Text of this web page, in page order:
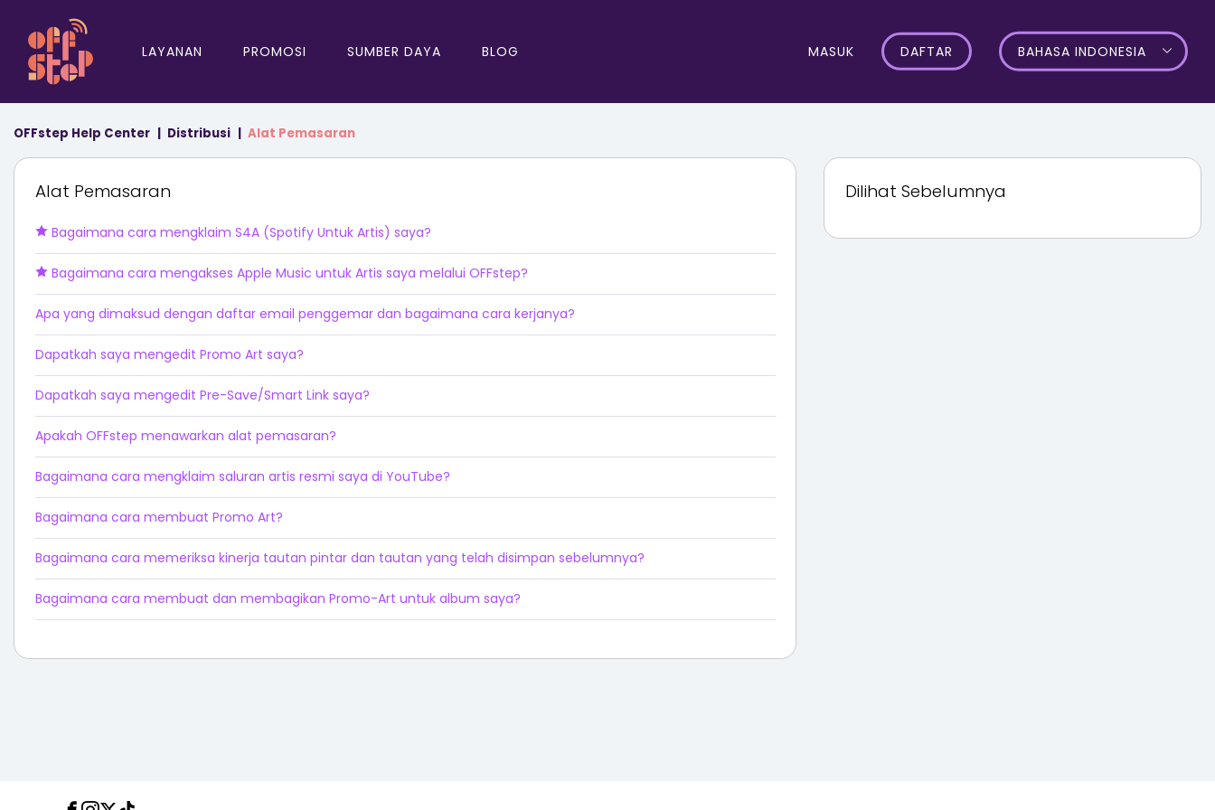
LAYANAN PROMOSI SUMBER DAYA BLOG MASUK DAFTAR BAHASA INDONESIA
OFFstep Help Center Distribusi Alat Pemasaran
Alat Pemasaran
Bagaimana cara mengklaim S4A (Spotify Untuk Artis) saya?
Bagaimana cara mengakses Apple Music untuk Artis saya melalui OFFstep?
Apa yang dimaksud dengan daftar email penggemar dan bagaimana cara kerjanya?
Dapatkah saya mengedit Promo Art saya?
Dapatkah saya mengedit Pre-Save/Smart Link saya?
Apakah OFFstep menawarkan alat pemasaran?
Bagaimana cara mengklaim saluran artis resmi saya di YouTube?
Bagaimana cara membuat Promo Art?
Bagaimana cara memeriksa kinerja tautan pintar dan tautan yang telah disimpan sebelumnya?
Bagaimana cara membuat dan membagikan Promo-Art untuk album saya?
Dilihat Sebelumnya